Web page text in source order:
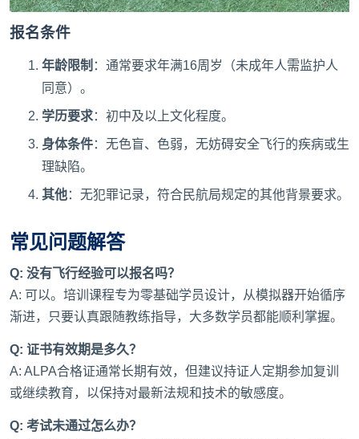
报名条件
年龄限制 ：通常要求年满16周岁（未成年人需监护人
同意）。
学历要求：初中及以上文化程度。
身体条件：无色盲、色弱，无妨碍安全飞行的疾病或生
理缺陷。
其他：无犯罪记录，符合民航局规定的其他背景要求。
常见问题解答
Q: 没有飞行经验可以报名吗？
A: 可以。培训课程专为零基础学员设计，从模拟器开始循序
渐进，只要认真跟随教练指导，大多数学员都能顺利掌握。
Q: 证书有效期是多久？
A: ALPA合格证通常长期有效，但建议持证人定期参加复训
或继续教育，以保持对最新法规和技术的敏感度。
Q: 考试未通过怎么办？